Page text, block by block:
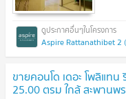
Aspire Rattanathibet 2
ขายคอนโด เดอะ โพลิแท
25.00 ตรม ใกล้ สะพานพ